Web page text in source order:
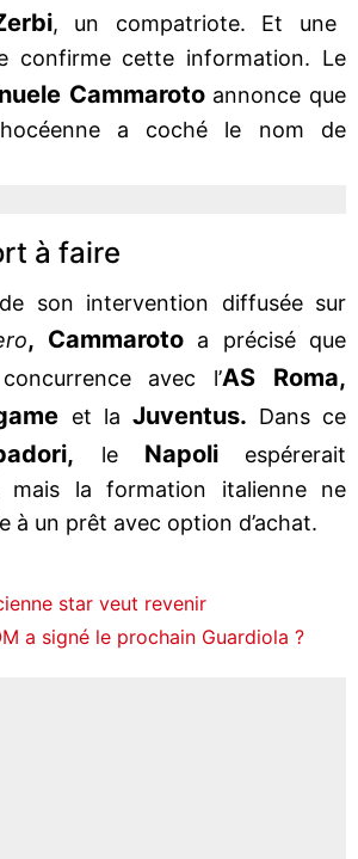
, un compatriote. Et une
confirme cette information. Le
Cammarotoannonce que
a coché le nom de
à faire
son intervention diffusée sur
, Cammaroto a précisé que
avec l’AS Roma,
et laJuventus. Dans ce
le Napoli
espérerait
mais la formation italienne ne
à un prêt avec option d’achat.
star veut revenir
a signé le prochain Guardiola ?